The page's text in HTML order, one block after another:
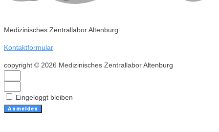
Medizinisches Zentrallabor Altenburg
Kontaktformular
copyright © 2026 Medizinisches Zentrallabor Altenburg
Eingeloggt bleiben
Anmelden